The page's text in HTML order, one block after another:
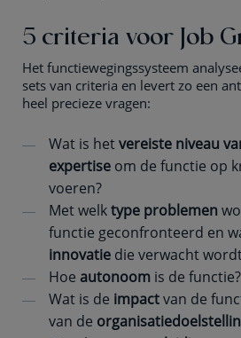
5 criteria voor Job
Het functiewegingssysteem
sets van criteria en levert zo een
heel precieze vragen:
Wat is hetvereiste niveau
expertise om de functie op
voeren?
Met welktype problemen
functie geconfronteerd en
innovatie die verwacht
Hoe autonoom is de functie?
Wat is de impactvan de
van de